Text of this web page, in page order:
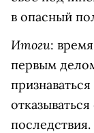
в опасный
Итоги:
первым
последствия.